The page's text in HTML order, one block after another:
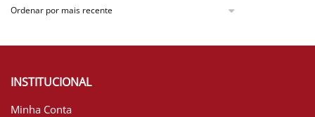
INSTITUCIONAL
Minha Conta